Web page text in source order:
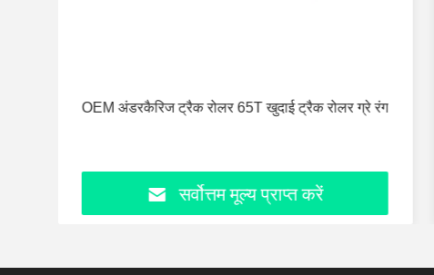
OEM अंडरकैरिज ट्रैक रोलर 65T खुदाई ट्रैक रोलर ग्रे रंग
सर्वोत्तम मूल्य प्राप्त करें